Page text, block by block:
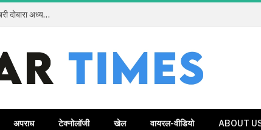
कलियर प्रेस क्लब रजि. में सर्वसम्मति से नई कार्यकारिणी का गठन, जावेद साबरी दोबारा अध्यक्ष और जावेद अंसारी बने महामंत्री
अपराध टेक्नोलॉजी खेल वायरल-वीडियो ABOUT